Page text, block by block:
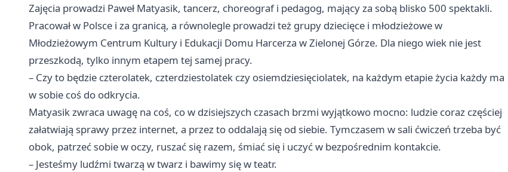
Zajęcia prowadzi Paweł Matyasik, tancerz, choreograf i pedagog, mający za sobą blisko 500 spektakli.
Pracował w Polsce i za granicą, a równolegle prowadzi też grupy dziecięce i młodzieżowe w
Młodzieżowym Centrum Kultury i Edukacji Domu Harcerza w Zielonej Górze. Dla niego wiek nie jest
przeszkodą, tylko innym etapem tej samej pracy.
– Czy to będzie czterolatek, czterdziestolatek czy osiemdziesięciolatek, na każdym etapie życia każdy ma
w sobie coś do odkrycia.
Matyasik zwraca uwagę na coś, co w dzisiejszych czasach brzmi wyjątkowo mocno: ludzie coraz częściej
załatwiają sprawy przez internet, a przez to oddalają się od siebie. Tymczasem w sali ćwiczeń trzeba być
obok, patrzeć sobie w oczy, ruszać się razem, śmiać się i uczyć w bezpośrednim kontakcie.
– Jesteśmy ludźmi twarzą w twarz i bawimy się w teatr.